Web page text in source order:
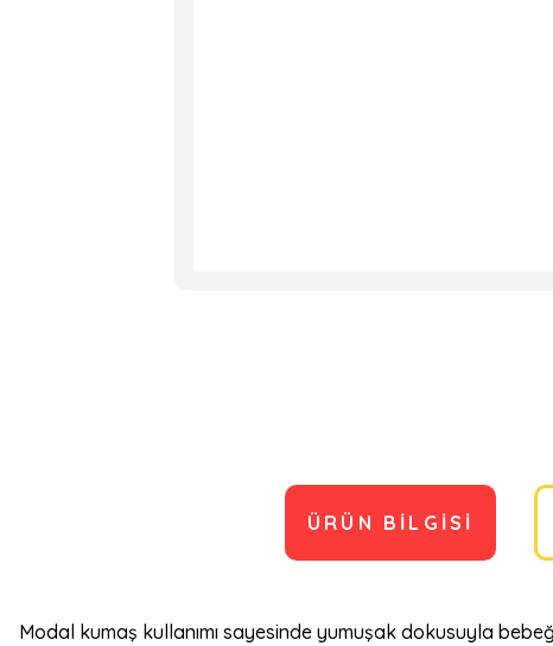
ÜRÜN BILGISI
Modal kumaş kullanımı sayesinde yumuşak dokusuyla